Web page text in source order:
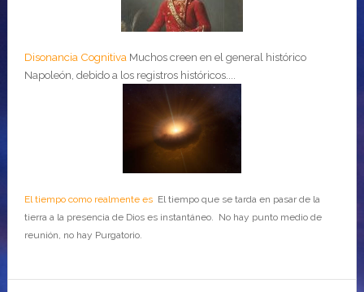
Disonancia Cognitiva Muchos creen en el general histórico
Napoleón, debido a los registros históricos....
El tiempo como realmente esEl tiempo que se tarda en pasar de la
tierra a la presencia de Dios es instantáneo. No hay punto medio de
reunión, no hay Purgatorio.